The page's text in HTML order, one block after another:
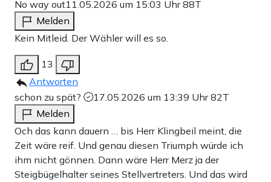
No way out11.05.2026 um 15:03 Uhr88T
Melden
Kein Mitleid. Der Wähler will es so.
13
Antworten
schon zu spät?
17.05.2026 um 13:39 Uhr82T
Melden
Och das kann dauern … bis Herr Klingbeil meint, die
Zeit wäre reif. Und genau diesen Triumph würde ich
ihm nicht gönnen. Dann wäre Herr Merz ja der
Steigbügelhalter seines Stellvertreters. Und das wird